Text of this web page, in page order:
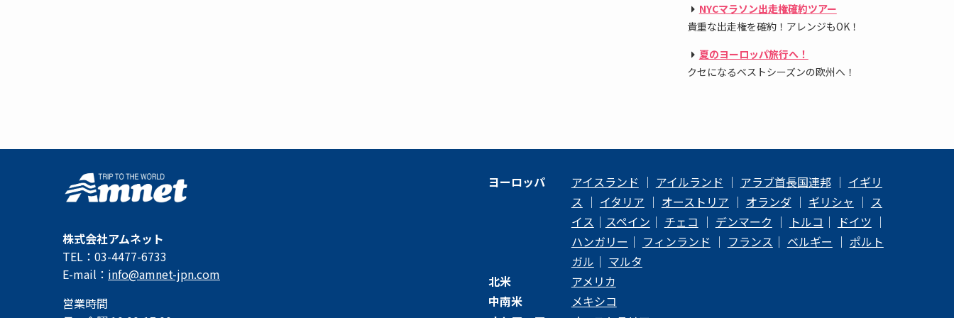
NYCマラソン出走権確約ツアー
貴重な出走権を確約！アレンジもOK！
夏のヨーロッパ旅行へ！
クセになるベストシーズンの欧州へ！
株式会社アムネット
TEL：03-4477-6733
E-mail： info@amnet-jpn.com
営業時間
ヨーロッパ アイスランド ｜ アイルランド ｜ アラブ首長国連邦｜ イギリ
ス ｜ イタリア ｜ オーストリア ｜ オランダ｜ ギリシャ ｜ ス
イス ｜ スペイン ｜ チェコ ｜ デンマーク ｜ トルコ ｜ ドイツ ｜
ハンガリー ｜ フィンランド ｜ フランス ｜ ベルギー ｜ ポルト
ガル ｜ マルタ
北米
アメリカ
中南米
メキシコ